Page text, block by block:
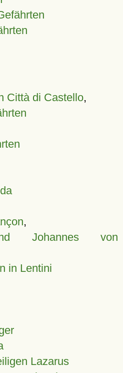
Città di Castello,
,
Johannes von
in Lentini
Lazarus